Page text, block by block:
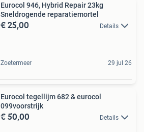
Eurocol 946, Hybrid Repair 23kg
Sneldrogende reparatiemortel
€ 25,00 Details
Zoetermeer 29 jul 26
Eurocol tegellijm 682 & eurocol
099voorstrijk
€ 50,00 Details